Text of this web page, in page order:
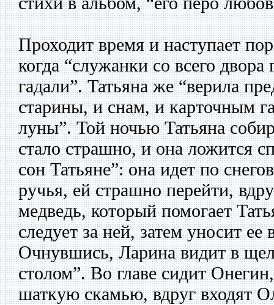
Проходит время и наступает
когда “служанки со всего
гадали”. Татьяна же “верила
старины, и снам, и карточным
луны”. Той ночью Татьяна
стало страшно, и она ложится
сон Татьяне”: она идет по
ручья, ей страшно перейти,
медведь, который помогает
следует за ней, затем уносит
Очнувшись, Ларина видит в
столом”. Во главе сидит
шаткую скамью, вдруг входят